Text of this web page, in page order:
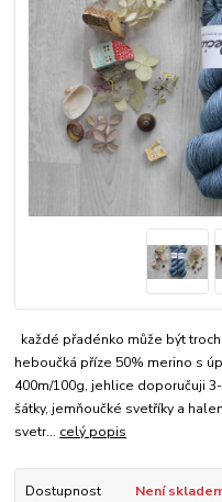
každé přadénko může být
heboučká příze 50% merino s
400m/100g, jehlice doporučuji
šátky, jemňoučké svetříky a
svetr... celý popis
Dostupnost Není